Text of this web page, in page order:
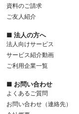
資料のご請求
ご友人紹介
■ 法人の方へ
法人向けサービス
サービス紹介動画
ご利用企業一覧
■ お問い合わせ
よくあるご質問
お問い合わせ（連絡先）